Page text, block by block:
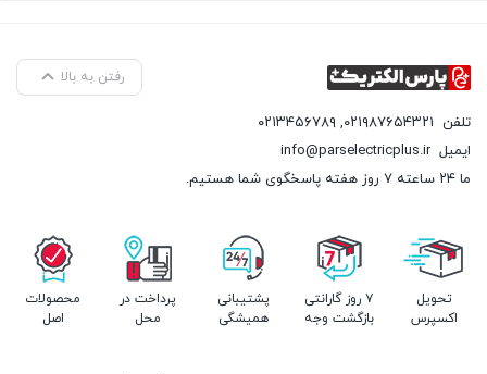
رفتن به بالا
تلفن ۰۲۱۹۸۷۶۵۴۳۲۱, ۰۲۱۳۴۵۶۷۸۹
ایمیلinfo@parselectricplus.ir
ما ۲۴ ساعته ۷ روز هفته پاسخگوی شما هستیم.
تحویل
اکسپرس
۷ روز گارانتی
بازگشت وجه
پشتیبانی
همیشگی
پرداخت در
محل
محصولات
اصل